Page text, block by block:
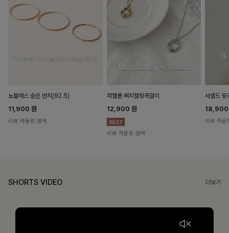
노블레스 순은 반지(92.5)
11,900 원
리뷰 카운트 영역
피엘룬 써지컬링목걸이
12,900 원
리뷰 카운트 영역
사셀드 링
리뷰 카운
SHORTS VIDEO 더보기